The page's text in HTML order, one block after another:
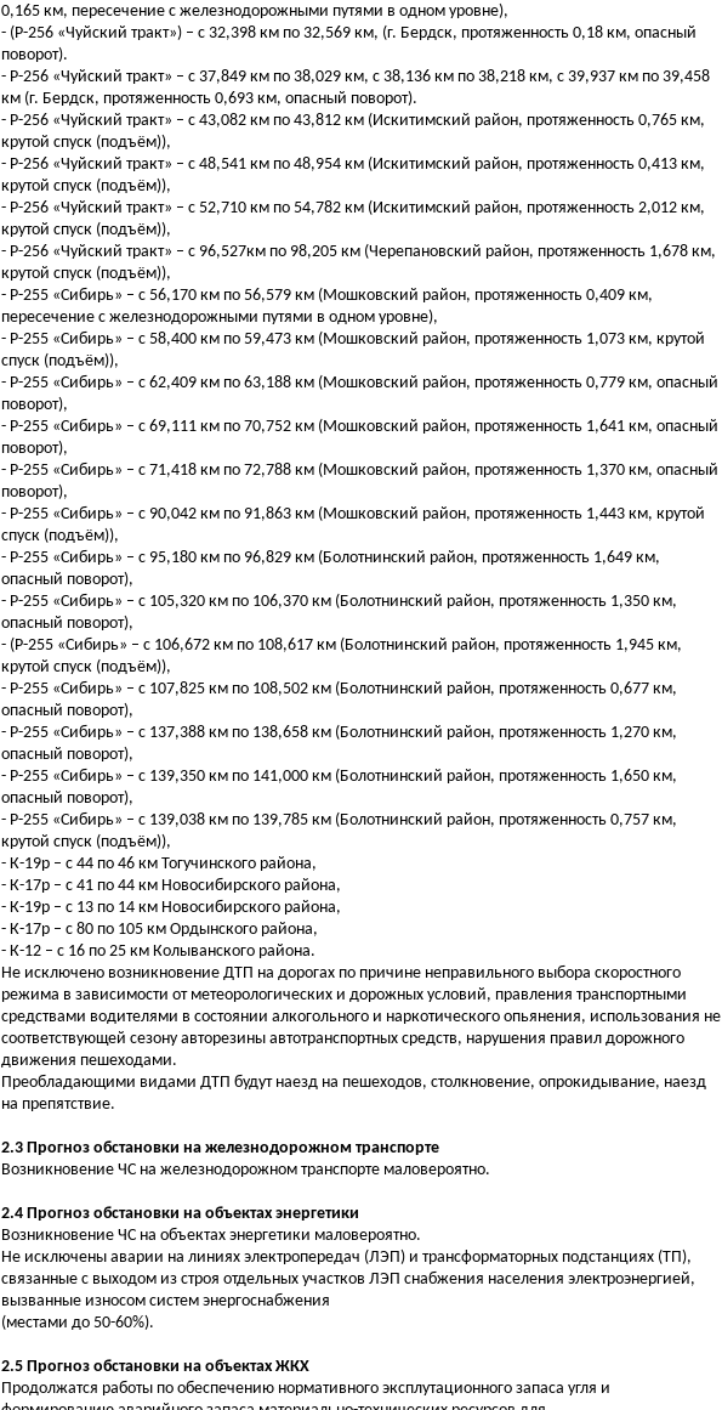
0,165 км, пересечение с железнодорожными путями в одном уровне),
- (Р-256 «Чуйский тракт») – с 32,398 км по 32,569 км, (г. Бердск, протяженность 0,18 км, опасный
поворот).
- Р-256 «Чуйский тракт» – с 37,849 км по 38,029 км, с 38,136 км по 38,218 км, с 39,937 км по 39,458
км (г. Бердск, протяженность 0,693 км, опасный поворот).
- Р-256 «Чуйский тракт» – с 43,082 км по 43,812 км (Искитимский район, протяженность 0,765 км,
крутой спуск (подъём)),
- Р-256 «Чуйский тракт» – с 48,541 км по 48,954 км (Искитимский район, протяженность 0,413 км,
крутой спуск (подъём)),
- Р-256 «Чуйский тракт» – с 52,710 км по 54,782 км (Искитимский район, протяженность 2,012 км,
крутой спуск (подъём)),
- Р-256 «Чуйский тракт» – с 96,527км по 98,205 км (Черепановский район, протяженность 1,678 км,
крутой спуск (подъём)),
- Р-255 «Сибирь» – с 56,170 км по 56,579 км (Мошковский район, протяженность 0,409 км,
пересечение с железнодорожными путями в одном уровне),
- Р-255 «Сибирь» – с 58,400 км по 59,473 км (Мошковский район, протяженность 1,073 км, крутой
спуск (подъём)),
- Р-255 «Сибирь» – с 62,409 км по 63,188 км (Мошковский район, протяженность 0,779 км, опасный
поворот),
- Р-255 «Сибирь» – с 69,111 км по 70,752 км (Мошковский район, протяженность 1,641 км, опасный
поворот),
- Р-255 «Сибирь» – с 71,418 км по 72,788 км (Мошковский район, протяженность 1,370 км, опасный
поворот),
- Р-255 «Сибирь» – с 90,042 км по 91,863 км (Мошковский район, протяженность 1,443 км, крутой
спуск (подъём)),
- Р-255 «Сибирь» – с 95,180 км по 96,829 км (Болотнинский район, протяженность 1,649 км,
опасный поворот),
- Р-255 «Сибирь» – с 105,320 км по 106,370 км (Болотнинский район, протяженность 1,350 км,
опасный поворот),
- (Р-255 «Сибирь» – с 106,672 км по 108,617 км (Болотнинский район, протяженность 1,945 км,
крутой спуск (подъём)),
- Р-255 «Сибирь» – с 107,825 км по 108,502 км (Болотнинский район, протяженность 0,677 км,
опасный поворот),
- Р-255 «Сибирь» – с 137,388 км по 138,658 км (Болотнинский район, протяженность 1,270 км,
опасный поворот),
- Р-255 «Сибирь» – с 139,350 км по 141,000 км (Болотнинский район, протяженность 1,650 км,
опасный поворот),
- Р-255 «Сибирь» – с 139,038 км по 139,785 км (Болотнинский район, протяженность 0,757 км,
крутой спуск (подъём)),
- К-19р – с 44 по 46 км Тогучинского района,
- К-17р – с 41 по 44 км Новосибирского района,
- К-19р – с 13 по 14 км Новосибирского района,
- К-17р – с 80 по 105 км Ордынского района,
- К-12 – с 16 по 25 км Колыванского района.
Не исключено возникновение ДТП на дорогах по причине неправильного выбора скоростного
режима в зависимости от метеорологических и дорожных условий, правления транспортными
средствами водителями в состоянии алкогольного и наркотического опьянения, использования не
соответствующей сезону авторезины автотранспортных средств, нарушения правил дорожного
движения пешеходами.
Преобладающими видами ДТП будут наезд на пешеходов, столкновение, опрокидывание, наезд
на препятствие.
2.3 Прогноз обстановки на железнодорожном транспорте
Возникновение ЧС на железнодорожном транспорте маловероятно.
2.4 Прогноз обстановки на объектах энергетики
Возникновение ЧС на объектах энергетики маловероятно.
Не исключены аварии на линиях электропередач (ЛЭП) и трансформаторных подстанциях (ТП),
связанные с выходом из строя отдельных участков ЛЭП снабжения населения электроэнергией,
вызванные износом систем энергоснабжения
(местами до 50-60%).
2.5 Прогноз обстановки на объектах ЖКХ
Продолжатся работы по обеспечению нормативного эксплутационного запаса угля и